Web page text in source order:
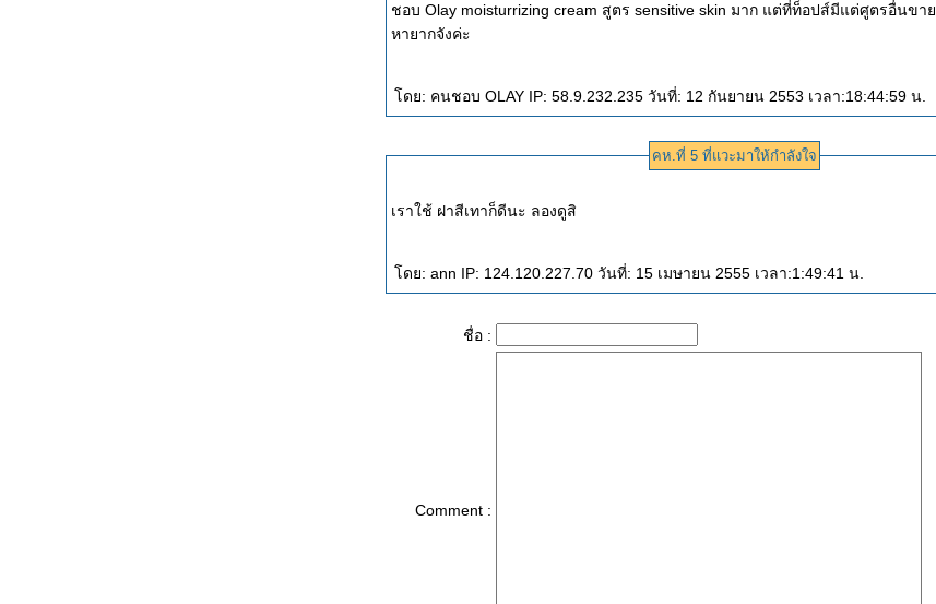
ชอบ Olay moisturrizing cream สูตร sensitive skin มาก แต่ที่ท็อปส์มีแต่ศูตรอื่นขา
หายากจังค่ะ
ดย: คนชอบ OLAY IP: 58.9.232.235 วันที่: 12 กันยายน 2553 เวลา:18:44:59 น.
คห.ที่ 5 ที่แวะมาให้กำลังใจ
เราใช้ ฝาสีเทาก็ดีนะ ลองดูสิ
ดย: ann IP: 124.120.227.70 วันที่: 15 เมษายน 2555 เวลา:1:49:41 น.
ชื่อ :
Comment :